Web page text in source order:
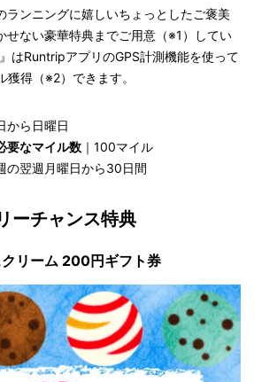
ランニングに嬉しいちょっとしたご褒美
せない豪華特典までご用意（※1）してい
はRuntripアプリのGPS計測機能を使って
得（※2）できます。
から日曜日
要なマイル数 ｜100マイル
の翌週月曜日から30日間
ーチャンス特典
リーム 200円ギフト券